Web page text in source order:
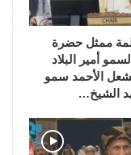
ممثل حضرة
أمير البلاد
الأحمد سمو
الشيخ…